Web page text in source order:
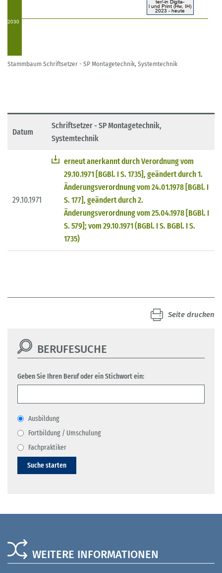
Stammbaum Schriftsetzer - SP Montagetechnik, Systemtechnik
Datum
Schriftsetzer - SP Montagetechnik,
Systemtechnik
29.10.1971
erneut anerkannt durch Verordnung vom
29.10.1971 [BGBl. I S. 1735], geändert durch 1.
Änderungsverordnung vom 24.01.1978 [BGBl. I
S. 177], geändert durch 2.
Änderungsverordnung vom 25.04.1978 [BGBl. I
S. 579]; vom 29.10.1971 (BGBl. I S. BGBl. I S.
1735)
Seite drucken
BERUFESUCHE
Geben Sie Ihren Beruf oder ein Stichwort ein:
Ausbildung
Fortbildung / Umschulung
Fachpraktiker
Suche starten
WEITERE INFORMATIONEN